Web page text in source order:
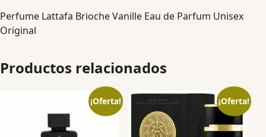
Perfume Lattafa Brioche Vanille Eau de Parfum Unisex
Original
Productos relacionados
¡Oferta! ¡Oferta!